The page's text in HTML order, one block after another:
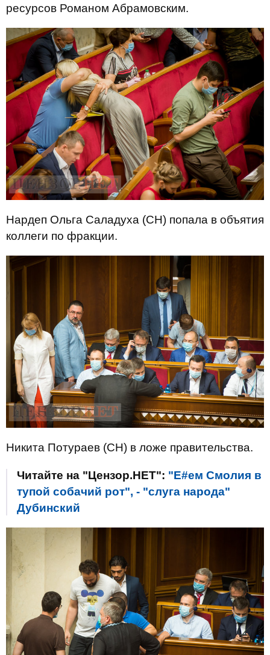
ресурсов Романом Абрамовским.
Нардеп Ольга Саладуха (СН) попала в объятия
коллеги по фракции.
Никита Потураев (СН) в ложе правительства.
Читайте на "Цензор.НЕТ": "Е#ем Смолия в
тупой собачий рот", - "слуга народа"
Дубинский